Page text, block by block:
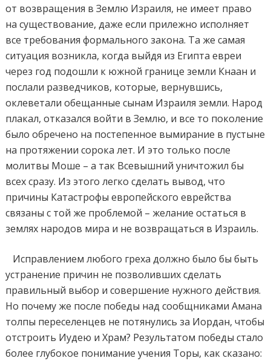
от возвращения в Землю Израиля, не имеет право
на существование, даже если прилежно исполняет
все требования формального закона. Та же самая
ситуация возникла, когда выйдя из Египта евреи
через год подошли к южной границе земли Кнаан и
послали разведчиков, которые, вернувшись,
оклеветали обещанные сынам Израиля земли. Народ
плакал, отказался войти в Землю, и все то поколение
было обречено на постепенное вымирание в пустыне
на протяжении сорока лет. И это только после
молитвы Моше – а так Всевышний уничтожил бы
всех сразу. Из этого легко сделать вывод, что
причины Катастрофы европейского еврейства
связаны с той же проблемой – желание остаться в
землях народов мира и не возвращаться в Израиль.
Исправлением любого греха должно было бы быть
устранение причин не позволивших сделать
правильный выбор и совершение нужного действия.
Но почему же после победы над сообщниками Амана
толпы переселенцев не потянулись за Иордан, чтобы
отстроить Иудею и Храм? Результатом победы стало
более глубокое понимание учения Торы, как сказано: